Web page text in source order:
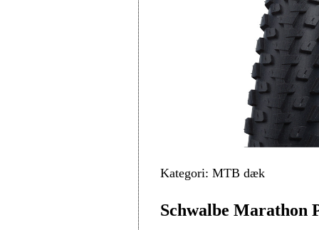
Kategori: MTB dæk
Schwalbe Marathon